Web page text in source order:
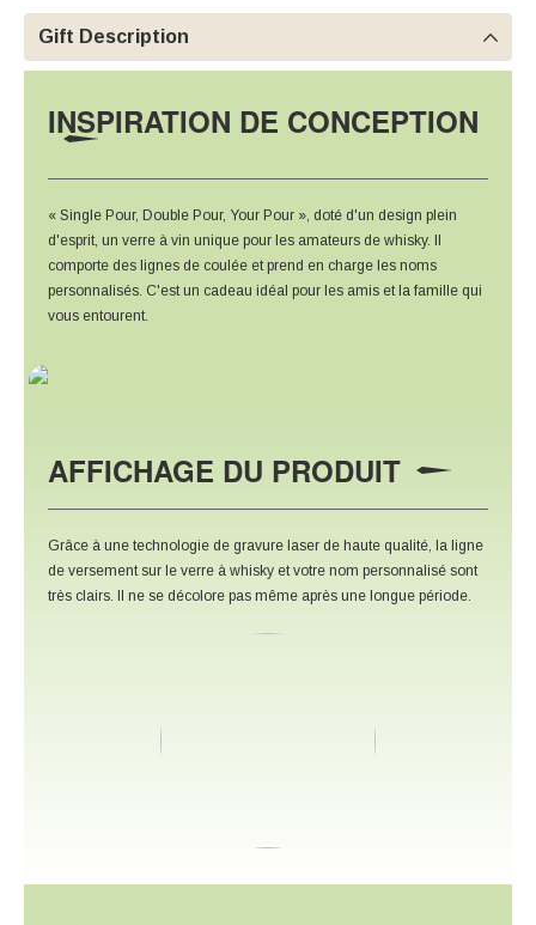
Gift Description 
INSPIRATION DE CONCEPTION
« Single Pour, Double Pour, Your Pour », doté d'un design plein
d'esprit, un verre à vin unique pour les amateurs de whisky. Il
comporte des lignes de coulée et prend en charge les noms
personnalisés. C'est un cadeau idéal pour les amis et la famille qui
vous entourent.
AFFICHAGE DU PRODUIT
Grâce à une technologie de gravure laser de haute qualité, la ligne
de versement sur le verre à whisky et votre nom personnalisé sont
très clairs. Il ne se décolore pas même après une longue période.